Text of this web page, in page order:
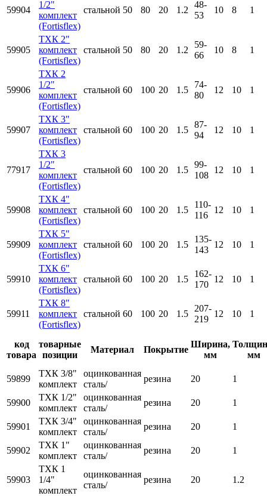
59904
1/2"
комплект
(Fortisflex)
стальной 50 80 20 1.2
48-
53
10 8 1
59905
ТХК 2"
комплект
(Fortisflex)
стальной 50 80 20 1.2
59-
66
10 8 1
59906
ТХК 2
1/2"
комплект
(Fortisflex)
стальной 60 100 20 1.5
74-
80
12 10 1
59907
ТХК 3"
комплект
(Fortisflex)
стальной 60 100 20 1.5
87-
94
12 10 1
77917
ТХК 3
1/2"
комплект
(Fortisflex)
стальной 60 100 20 1.5
99-
108
12 10 1
59908
ТХК 4"
комплект
(Fortisflex)
стальной 60 100 20 1.5
110-
116
12 10 1
59909
ТХК 5"
комплект
(Fortisflex)
стальной 60 100 20 1.5
135-
143
12 10 1
59910
ТХК 6"
комплект
(Fortisflex)
стальной 60 100 20 1.5
162-
170
12 10 1
59911
ТХК 8"
комплект
(Fortisflex)
стальной 60 100 20 1.5
207-
219
12 10 1
код
товара
товарные
позиции
Материал Покрытие
Ширина,
мм
мм
59899
ТХК 3/8"
комплект
оцинкованная
сталь/
резина 20 1
59900
ТХК 1/2"
комплект
оцинкованная
сталь/
резина 20 1
59901
ТХК 3/4"
комплект
оцинкованная
сталь/
резина 20 1
59902
ТХК 1"
комплект
оцинкованная
сталь/
резина 20 1
59903
ТХК 1
1/4"
комплект
оцинкованная
сталь/
резина 20 1.2